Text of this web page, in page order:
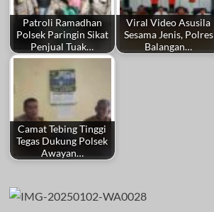
Patroli Ramadhan
Polsek Paringin Sikat
Penjual Tuak…
Viral Video Asusila
Sesama Jenis, Polres
Balangan…
Camat Tebing Tinggi
Tegas Dukung Polsek
Awayan…